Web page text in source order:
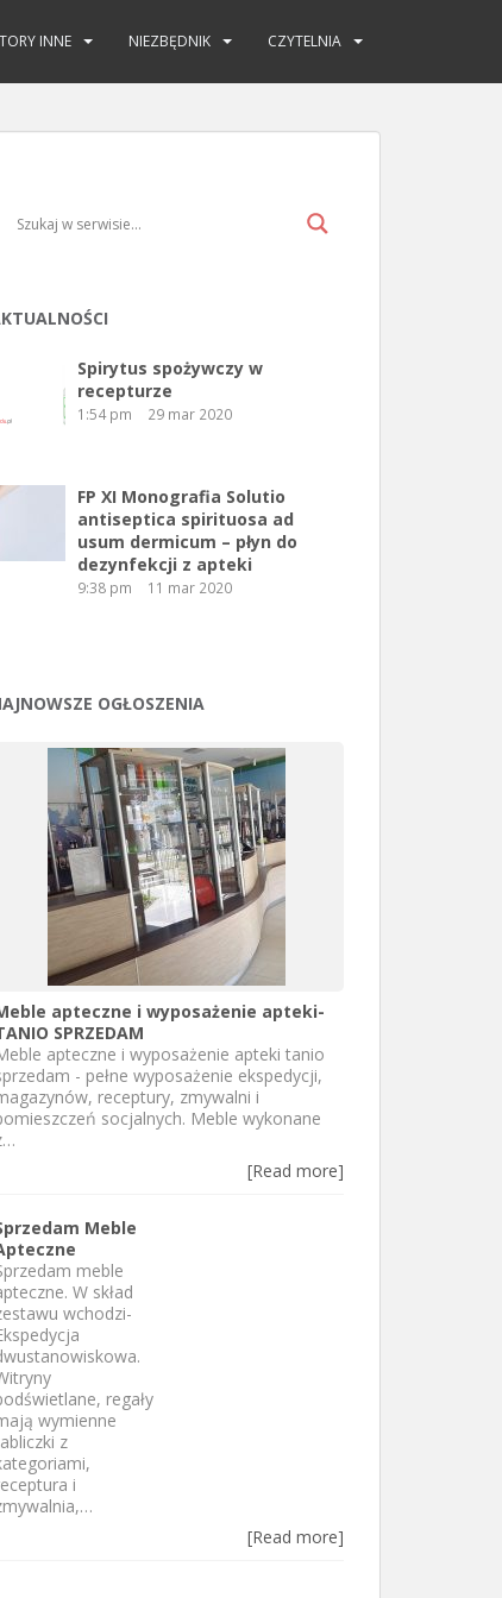
INNE NIEZBĘDNIK CZYTELNIA
Spirytus spożywczy w
recepturze
1:54 pm 29 mar 2020
FP XI Monografia Solutio
antiseptica spirituosa ad
usum dermicum – płyn do
dezynfekcji z apteki
9:38 pm 11 mar 2020
OGŁOSZENIA
apteczne i wyposażenie apteki-
SPRZEDAM
apteczne i wyposażenie apteki tanio
- pełne wyposażenie ekspedycji,
receptury, zmywalni i
socjalnych. Meble wykonane
[Read more]
Meble
meble
W skład
wchodzi-
regały
wymienne
z
i
[Read more]